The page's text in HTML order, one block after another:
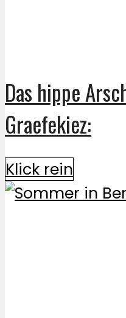
Das hippe
Graefekiez:
Klick rein